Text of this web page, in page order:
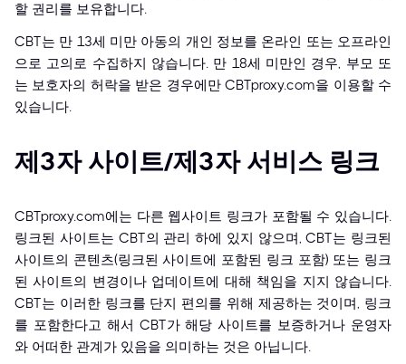
할 권리를 보유합니다.
CBT는 만 13세 미만 아동의 개인 정보를 온라인 또는 오프라인
으로 고의로 수집하지 않습니다. 만 18세 미만인 경우, 부모 또
는 보호자의 허락을 받은 경우에만 CBTproxy.com을 이용할 수
있습니다.
제3자 사이트/제3자 서비스 링크
CBTproxy.com에는 다른 웹사이트 링크가 포함될 수 있습니다.
링크된 사이트는 CBT의 관리 하에 있지 않으며, CBT는 링크된
사이트의 콘텐츠(링크된 사이트에 포함된 링크 포함) 또는 링크
된 사이트의 변경이나 업데이트에 대해 책임을 지지 않습니다.
CBT는 이러한 링크를 단지 편의를 위해 제공하는 것이며, 링크
를 포함한다고 해서 CBT가 해당 사이트를 보증하거나 운영자
와 어떠한 관계가 있음을 의미하는 것은 아닙니다.